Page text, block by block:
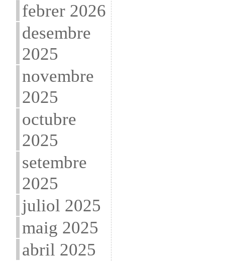
febrer 2026
desembre
2025
novembre
2025
octubre
2025
setembre
2025
juliol 2025
maig 2025
abril 2025